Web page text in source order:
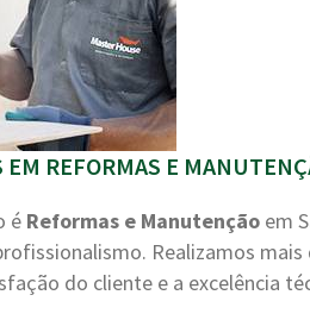
EM REFORMAS E
é Reformas e Manutenção em
Realizamos
do cliente e a excelência